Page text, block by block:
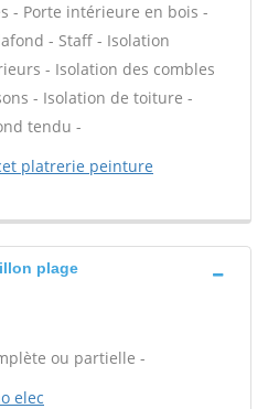
- Porte intérieure en bois -
- Staff - Isolation
- Isolation des combles
- Isolation de toiture -
tendu -
platrerie peinture
plage
ou partielle -
elec